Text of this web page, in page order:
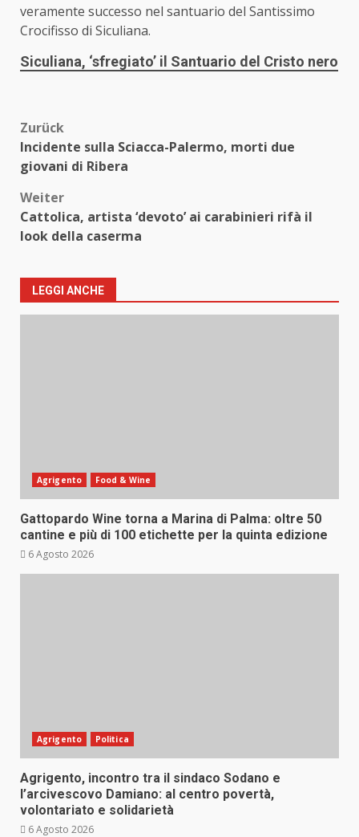
veramente successo nel santuario del Santissimo
Crocifisso di Siculiana.
Siculiana, ‘sfregiato’ il Santuario del Cristo nero
Beitragsnavigation
Zurück
Incidente sulla Sciacca-Palermo, morti due
giovani di Ribera
Weiter
Cattolica, artista ‘devoto’ ai carabinieri rifà il
look della caserma
LEGGI ANCHE
Agrigento Food & Wine
Gattopardo Wine torna a Marina di Palma: oltre 50
cantine e più di 100 etichette per la quinta edizione
6 Agosto 2026
Agrigento Politica
Agrigento, incontro tra il sindaco Sodano e
l’arcivescovo Damiano: al centro povertà,
volontariato e solidarietà
6 Agosto 2026